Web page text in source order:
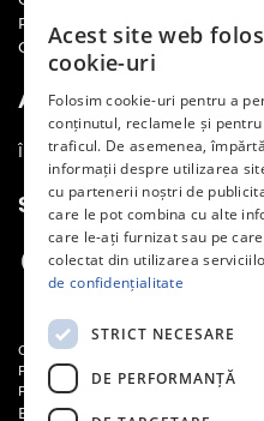
Programează un drive test
Comunică cu noi
Am un Renault
Întreținere și reparații
Social Media
Contact
Politică de confidențialitate
Politica cookie
Buzău
Acest site web
cookie-uri
Folosim cookie-uri pentru a
conținutul, reclamele și
traficul. De asemenea,
informații despre utilizarea
cu partenerii noștri de
care le pot combina cu alte
care le-ați furnizat sau pe
colectat din utilizarea
de confidențialitate
STRICT NECESARE
DE PERFORMANȚĂ